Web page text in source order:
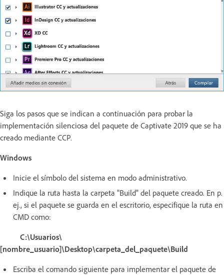
Siga los pasos que se indican a continuación para probar la
implementación silenciosa del paquete de Captivate 2019 que se ha
creado mediante CCP.
Windows
Inicie el símbolo del sistema en modo administrativo.
Indique la ruta hasta la carpeta "Build" del paquete creado. En p.
ej., si el paquete se guarda en el escritorio, especifique la ruta en
CMD como:
C:\Usuarios\
[nombre_usuario]\Desktop\carpeta_del_paquete\Build
Escriba el comando siguiente para implementar el paquete de